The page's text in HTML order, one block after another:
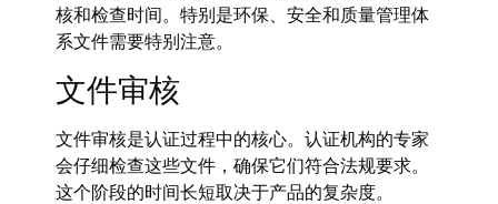
核和检查时间。特别是环保、安全和质量管理体
系文件需要特别注意。
文件审核
文件审核是认证过程中的核心。认证机构的专家
会仔细检查这些文件，确保它们符合法规要求。
这个阶段的时间长短取决于产品的复杂度。